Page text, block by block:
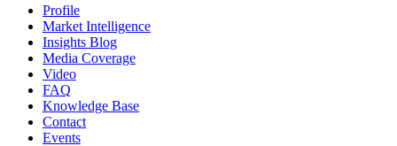
Profile
Market Intelligence
Insights Blog
Media Coverage
Video
FAQ
Knowledge Base
Contact
Events